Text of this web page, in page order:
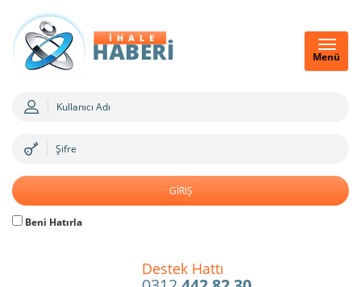
Menü
Beni Hatırla
Destek Hattı